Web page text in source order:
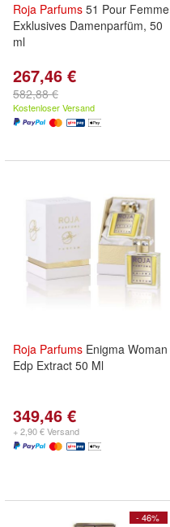
Roja Parfums 51 Pour Femme
Exklusives Damenparfüm, 50
ml
267,46 €
582,88 €
Kostenloser Versand
Roja Parfums Enigma Woman
Edp Extract 50 Ml
349,46 €
+ 2,90 € Versand
- 46%